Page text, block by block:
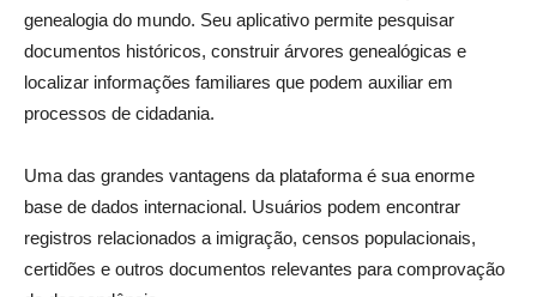
genealogia do mundo. Seu aplicativo permite pesquisar
documentos históricos, construir árvores genealógicas e
localizar informações familiares que podem auxiliar em
processos de cidadania.
Uma das grandes vantagens da plataforma é sua enorme
base de dados internacional. Usuários podem encontrar
registros relacionados a imigração, censos populacionais,
certidões e outros documentos relevantes para comprovação